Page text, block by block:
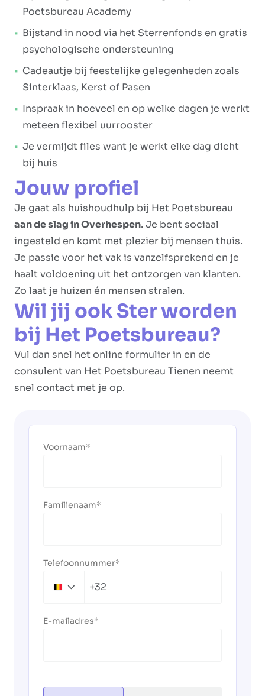
Poetsbureau Academy
Bijstand in nood via het Sterrenfonds en gratis
psychologische ondersteuning
Cadeautje bij feestelijke gelegenheden zoals
Sinterklaas, Kerst of Pasen
Inspraak in hoeveel en op welke dagen je werkt
meteen flexibel uurrooster
Je vermijdt files want je werkt elke dag dicht
bij huis
Jouw profiel
Je gaat als huishoudhulp bij Het Poetsbureau
aan de slag in Overhespen. Je bent sociaal
ingesteld en komt met plezier bij mensen thuis.
Je passie voor het vak is vanzelfsprekend en je
haalt voldoening uit het ontzorgen van klanten.
Zo laat je huizen én mensen stralen.
Wil jij ook Ster worden
bij Het Poetsbureau?
Vul dan snel het online formulier in en de
consulent van Het Poetsbureau Tienen neemt
snel contact met je op.
Voornaam
Familienaam
Telefoonnummer
Belgium+32
E-mailadres